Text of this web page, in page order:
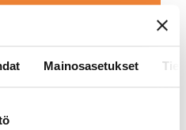
Mainosasetukset
Olit sitten
siivooja,
tai konduktööri,